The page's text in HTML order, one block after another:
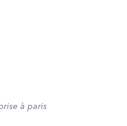
à paris